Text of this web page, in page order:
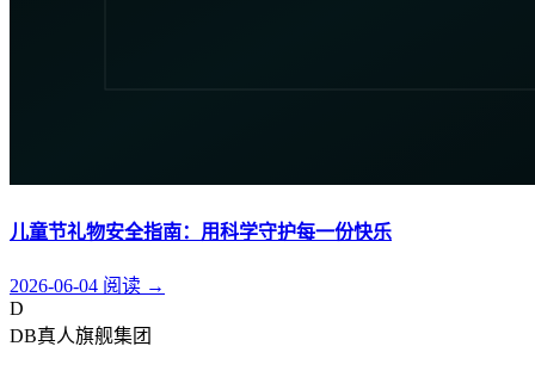
儿童节礼物安全指南：用科学守护每一份快乐
2026-06-04 阅读 →
D
DB真人旗舰集团